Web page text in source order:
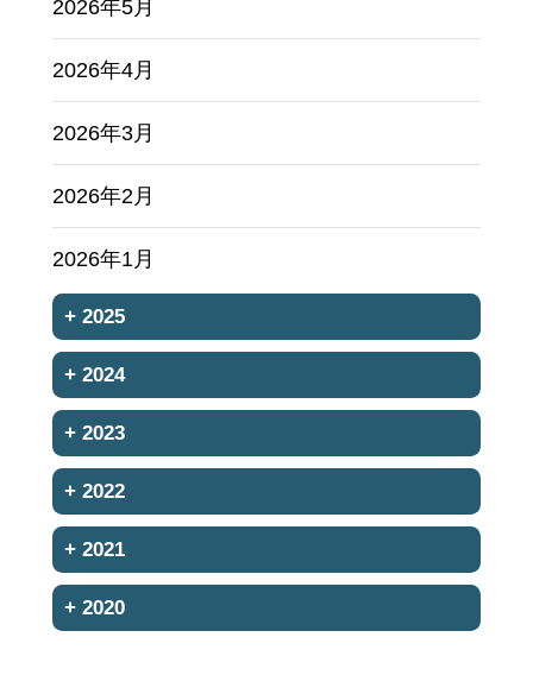
2026年5月
2026年4月
2026年3月
2026年2月
2026年1月
+ 2025
+ 2024
+ 2023
+ 2022
+ 2021
+ 2020